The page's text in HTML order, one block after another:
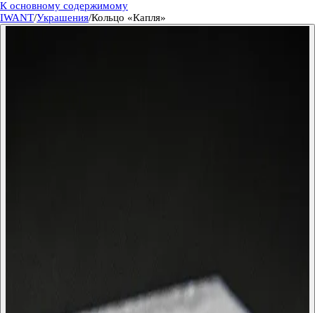
К основному содержимому
IWANT/Украшения/Кольцо «Капля»